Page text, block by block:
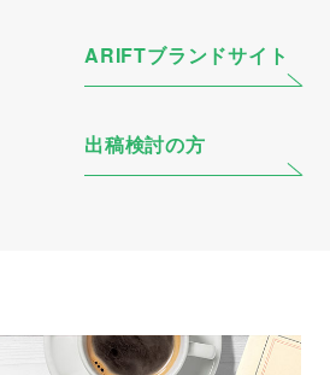
ARIFTブランドサイト
出稿検討の方